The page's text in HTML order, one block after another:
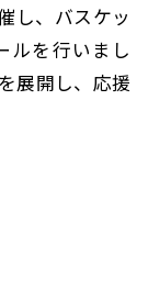
し、バスケッ
ルを行いまし
展開し、応援